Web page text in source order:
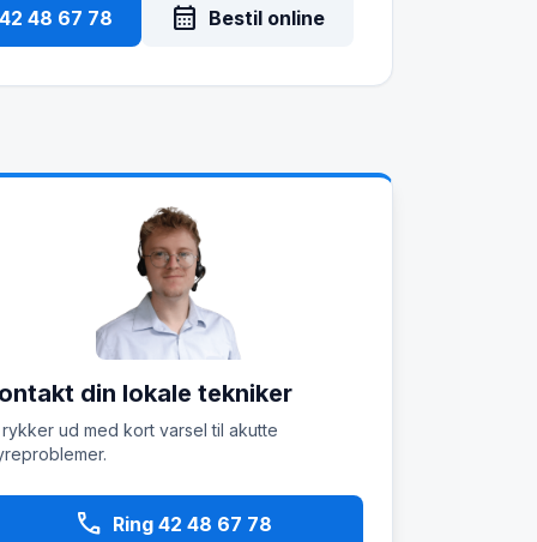
48 67 78 calendar_month Bestil online
din lokale tekniker
ud med kort varsel til akutte
phone Ring 42 48 67 78